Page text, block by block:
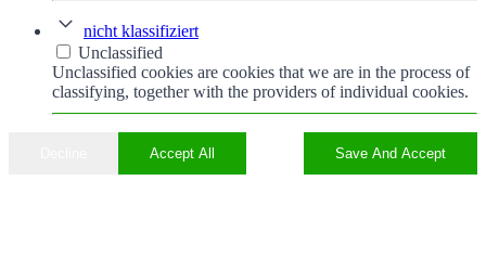
nicht klassifiziert
Unclassified
Unclassified cookies are cookies that we are in the process of
classifying, together with the providers of individual cookies.
Accept All Save And Accept